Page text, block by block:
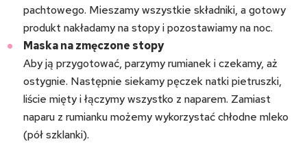
pachtowego. Mieszamy wszystkie składniki, a gotowy
produkt nakładamy na stopy i pozostawiamy na noc.
Maska na zmęczone stopy
Aby ją przygotować, parzymy rumianek i czekamy, aż
ostygnie. Następnie siekamy pęczek natki pietruszki,
liście mięty i łączymy wszystko z naparem. Zamiast
naparu z rumianku możemy wykorzystać chłodne mleko
(pół szklanki).